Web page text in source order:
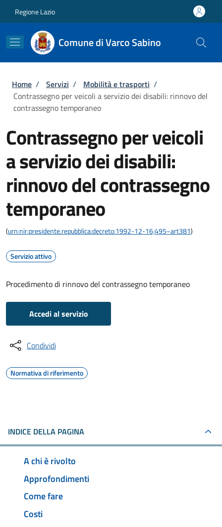
Regione Lazio
Comune di Varco Sabino
Briciole di pane
Home / Servizi / Mobilità e trasporti /
Contrassegno per veicoli a servizio dei disabili: rinnovo del
contrassegno temporaneo
Contrassegno per veicoli
a servizio dei disabili:
rinnovo del contrassegno
temporaneo
(urn:nir:presidente.repubblica:decreto:1992-12-16;495~art381)
Servizio attivo
Procedimento di rinnovo del contrassegno temporaneo
Accedi al servizio
Condividi
Normativa di riferimento
INDICE DELLA PAGINA
A chi è rivolto
Approfondimenti
Come fare
Costi